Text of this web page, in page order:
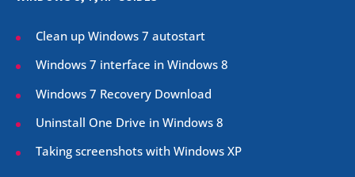
Clean up Windows 7 autostart
Windows 7 interface in Windows 8
Windows 7 Recovery Download
Uninstall One Drive in Windows 8
Taking screenshots with Windows XP